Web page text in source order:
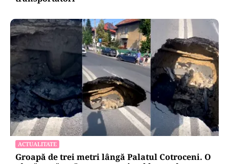
AUTO
Noua rovinietă intră în vigoare de la 1
octombrie 2026. Ce se schimbă pentru
transportatori